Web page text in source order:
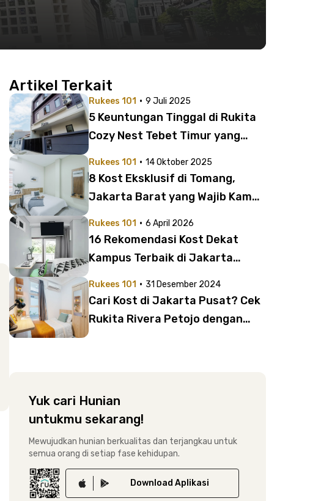
Artikel Terkait
Rukees 101 · 9 Juli 2025
5 Keuntungan Tinggal di Rukita
Cozy Nest Tebet Timur yang
Rukees 101 · 14 Oktober 2025
8 Kost Eksklusif di Tomang,
Jakarta Barat yang Wajib Kamu
Rukees 101 · 6 April 2026
16 Rekomendasi Kost Dekat
Kampus Terbaik di Jakarta
Rukees 101 · 31 Desember 2024
Cari Kost di Jakarta Pusat? Cek
Rukita Rivera Petojo dengan
Yuk cari Hunian
untukmu sekarang!
Mewujudkan hunian berkualitas dan terjangkau untuk
semua orang di setiap fase kehidupan.
Download Aplikasi